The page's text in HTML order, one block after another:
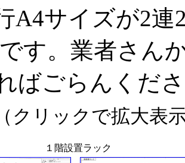
A4サイズが2連
す。業者さん
ばごらんくだ
（クリックで拡大表
１階設置ラック